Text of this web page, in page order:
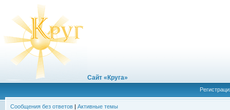
Сайт «Круга»
Сообщения без ответов | Активные темы